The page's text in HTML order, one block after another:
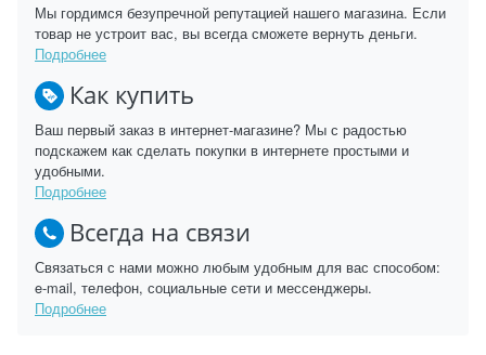
Мы гордимся безупречной репутацией нашего магазина. Если
товар не устроит вас, вы всегда сможете вернуть деньги.
Подробнее
Как купить
Ваш первый заказ в интернет-магазине? Мы с радостью
подскажем как сделать покупки в интернете простыми и
удобными.
Подробнее
Всегда на связи
Связаться с нами можно любым удобным для вас способом:
e-mail, телефон, социальные сети и мессенджеры.
Подробнее